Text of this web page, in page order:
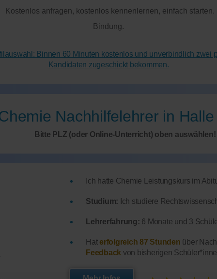
Kostenlos anfragen, kostenlos kennenlernen, einfach starten.
Bindung.
Binnen 60 Minuten kostenlos und unverbindlich zwei
Kandidaten zugeschickt bekommen.
Nachhilfelehrer in
Bitte PLZ (oder Online-Unterricht) oben auswählen!
Ich hatte Chemie Leistungskurs im
Studium: Ich studiere
Lehrerfahrung: 6 Monate und 3
Hat erfolgreich 87 Stunden über
Feedback von bisherigen